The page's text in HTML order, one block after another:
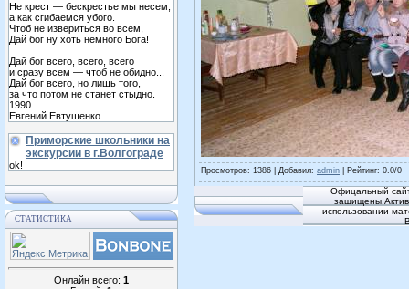
Не крест — бескрестье мы несем,
а как сгибаемся убого.
Чтоб не извериться во всем,
Дай бог ну хоть немного Бога!
Дай бог всего, всего, всего
и сразу всем — чтоб не обидно...
Дай бог всего, но лишь того,
за что потом не станет стыдно.
1990
Евгений Евтушенко.
Приморские школьники на
экскурсии в г.Волгограде
ok!
СТАТИСТИКА
Онлайн всего: 1
Просмотров: 1386 | Добавил: admin Рейтинг: 0.0/0
Офицальный
использовании